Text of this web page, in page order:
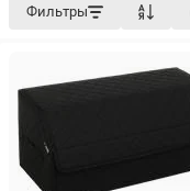
Фильтры